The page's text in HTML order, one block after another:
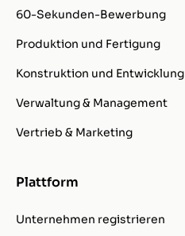
60-Sekunden-Bewerbung
Produktion und Fertigung
Konstruktion und Entwicklung
Verwaltung & Management
Vertrieb & Marketing
Plattform
Unternehmen registrieren